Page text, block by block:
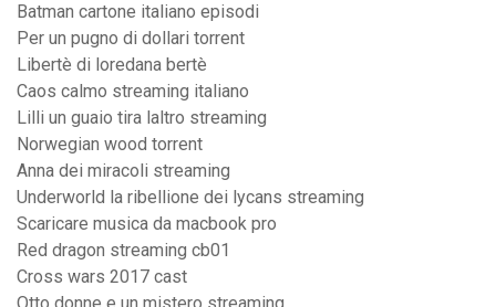
Batman cartone italiano episodi
Per un pugno di dollari torrent
Libertè di loredana bertè
Caos calmo streaming italiano
Lilli un guaio tira laltro streaming
Norwegian wood torrent
Anna dei miracoli streaming
Underworld la ribellione dei lycans streaming
Scaricare musica da macbook pro
Red dragon streaming cb01
Cross wars 2017 cast